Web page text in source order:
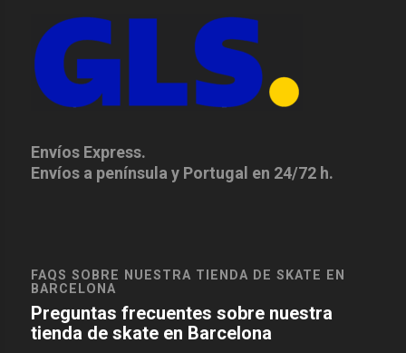
Envíos Express.
Envíos a península y Portugal en 24/72 h.
FAQS SOBRE NUESTRA TIENDA DE SKATE EN
BARCELONA
Preguntas frecuentes sobre nuestra
tienda de skate en Barcelona